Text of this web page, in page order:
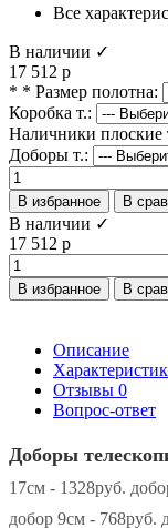
Все
В наличии ✓
17 512 р
* * Размер полотна:
Коробка т.:
Наличники плоские
Доборы т.:
В избранное
В
В наличии ✓
17 512 р
В избранное
В
Описание
Отзывы 0
Вопрос-ответ
Доборы
17см - 1328руб.
добор 9см - 768руб.